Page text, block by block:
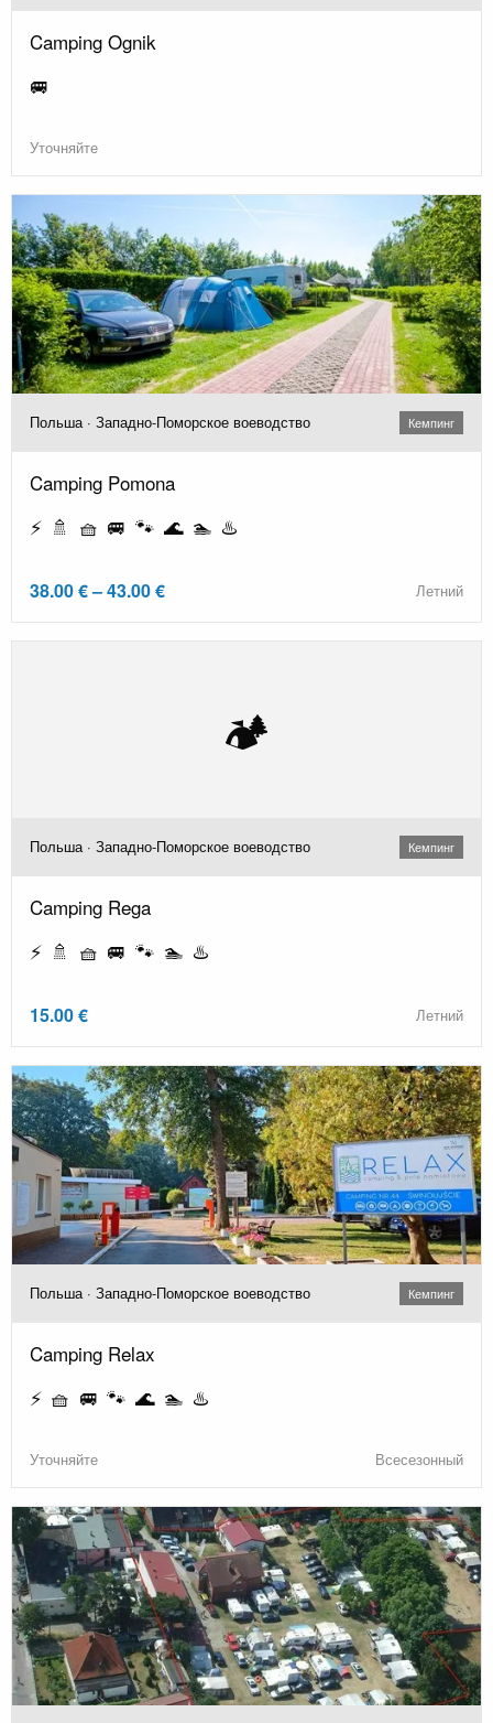
Camping Ognik
🚐
Уточняйте
Польша · Западно-Поморское воеводство Кемпинг
Camping Pomona
⚡ 🚿 🧺 🚐 🐾 🌊 🏊 ♨️
38.00 € – 43.00 € Летний
🏕️
Польша · Западно-Поморское воеводство Кемпинг
Camping Rega
⚡ 🚿 🧺 🚐 🐾 🏊 ♨️
15.00 € Летний
Польша · Западно-Поморское воеводство Кемпинг
Camping Relax
⚡ 🧺 🚐 🐾 🌊 🏊 ♨️
Уточняйте Всесезонный